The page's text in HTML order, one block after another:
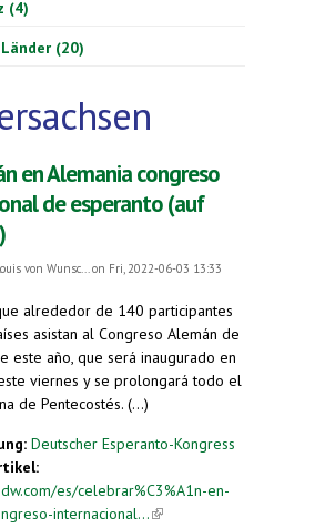
(4)
(20)
en Alemania congreso
de esperanto (auf
von Wunsc...on Fri, 2022-06-03 13:33
alrededor de 140 participantes
asistan al Congreso Alemán de
este año, que será inaugurado en
viernes y se prolongará todo el
de Pentecostés. (...)
Deutscher Esperanto-Kongress
es/celebrar%C3%A1n-en-
internacional...(link is